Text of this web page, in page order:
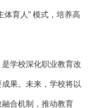
体育人” 模式，培养高
学校深化职业教育改
果。未来，学校将以
合机制，推动教育